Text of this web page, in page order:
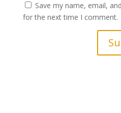
Save my name, email,
for the next time I comment.